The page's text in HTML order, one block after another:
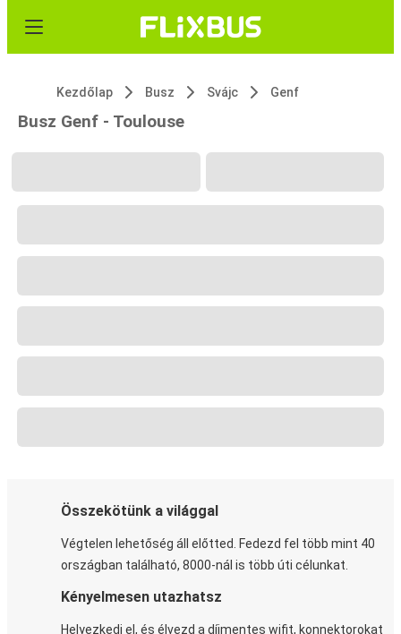
Kezdőlap Busz Svájc Genf
Busz Genf - Toulouse
Összekötünk a világgal
Végtelen lehetőség áll előtted. Fedezd fel több mint 40
országban található, 8000-nál is több úti célunkat.
Kényelmesen utazhatsz
Helyezkedj el, és élvezd a díjmentes wifit, konnektorokat